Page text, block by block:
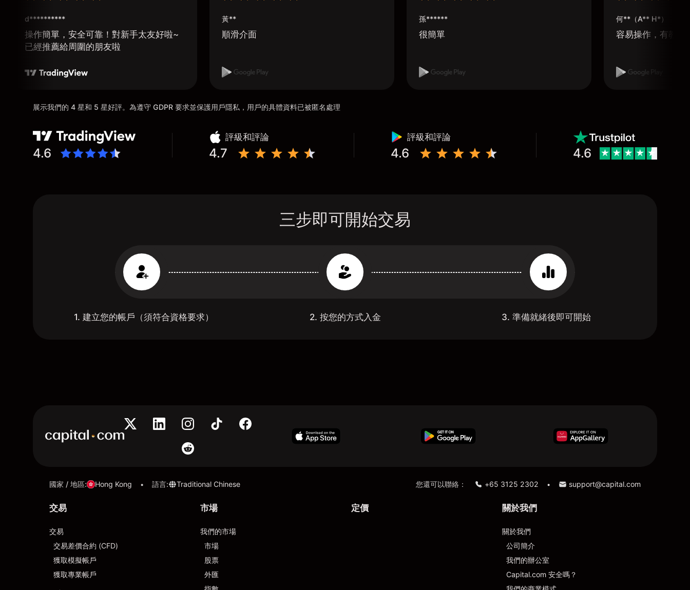
d**********
操作簡單，安全可靠！對新手太友好啦~
已經推薦給周圍的朋友啦
黃**
順滑介面
孫******
很簡單
何**（A** H*）
容易操作，有教學
展示我們的 4 星和 5 星好評。為遵守 GDPR 要求並保護用戶隱私，用戶的具體資料已被匿名處理
4.6
評級和評論
4.7
評級和評論
4.6 4.6
三步即可開始交易
1. 建立您的帳戶（須符合資格要求） 2. 按您的方式入金 3. 準備就緒後即可開始
國家 / 地區: Hong Kong • 語言: Traditional Chinese 您還可以聯絡： +65 3125 2302 • support@capital.com
交易
交易
交易差價合約 (CFD)
獲取模擬帳戶
獲取專業帳戶
市場
我們的市場
市場
股票
外匯
定價 關於我們
關於我們
公司簡介
我們的辦公室
Capital.com 安全嗎？